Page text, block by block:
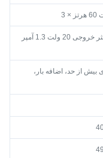
5 ولت 1.5 آمپر 7 وات، حداکثر خروجی 20 ولت 1.3 آمپر
بیش از حد، اضافه بار،